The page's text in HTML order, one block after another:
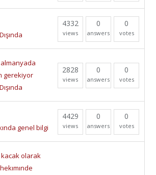
4332
views
0
answers
0
votes
gerekiyor
2828
views
0
answers
0
votes
genel bilgi
4429
views
0
answers
0
votes
kacak olarak